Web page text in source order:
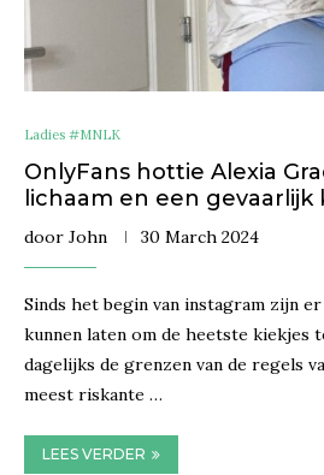
Ladies #MNLK
OnlyFans hottie Alexia
lichaam en een gevaarlijk
door John 30 March 2024
Sinds het begin van instagram zijn
kunnen laten om de heetste kiekjes
dagelijks de grenzen van de regels
meest riskante …
LEES VERDER